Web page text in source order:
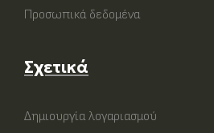
Προσωπικά δεδομένα
Σχετικά
Δημιουργία λογαριασμού